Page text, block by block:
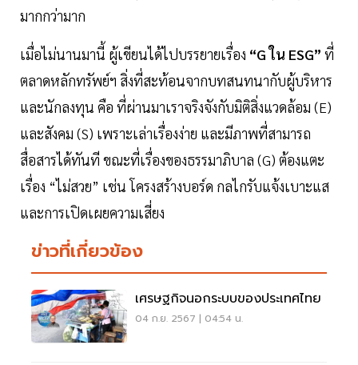
มากกว่ามาก
เมื่อไม่นานมานี้ ผู้เขียนได้ไปบรรยายเรื่อง “G ใน ESG” ที่
ตลาดหลักทรัพย์ฯ สิ่งที่สะท้อนจากบทสนทนากับผู้บริหาร
และนักลงทุน คือ ที่ผ่านมาเราจริงจังกับมิติสิ่งแวดล้อม (E)
และสังคม (S) เพราะเล่าเรื่องง่าย และมีภาพที่สามารถ
สื่อสารได้ทันที ขณะที่เรื่องของธรรมาภิบาล (G) ต้องแตะ
เรื่อง “ไม่สวย” เช่น โครงสร้างบอร์ด กลไกรับแจ้งเบาะแส
และการเปิดเผยความเสี่ยง
ข่าวที่เกี่ยวข้อง
เศรษฐกิจนอกระบบของประเทศไทย
04 ก.ย. 2567 | 04:54 น.